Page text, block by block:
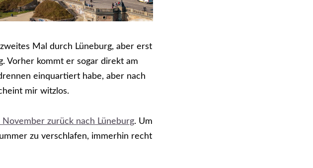
Mal durch Lüneburg, aber erst
Vorher kommt er sogar direkt am
einquartiert habe, aber nach
mir witzlos.
zurück nach Lüneburg. Um
zu verschlafen, immerhin recht